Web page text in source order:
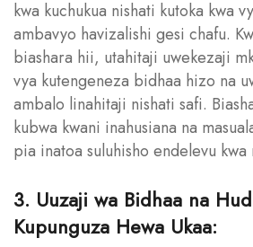
kwa kuchukua nishati kutoka kwa
ambavyo havizalishi gesi chafu.
biashara hii, utahitaji uwekezaji
vya kutengeneza bidhaa hizo na
ambalo linahitaji nishati safi.
kubwa kwani inahusiana na
pia inatoa suluhisho endelevu
3. Uuzaji wa Bidhaa na
Kupunguza Hewa Ukaa: